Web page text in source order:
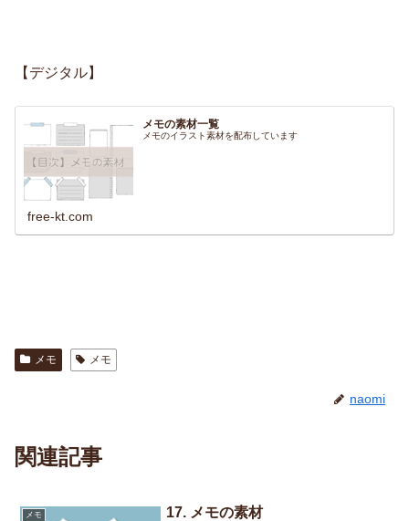
【デジタル】
メモの素材一覧
メモのイラスト素材を配布しています
free-kt.com
メモ メモ
naomi
関連記事
メモ 17. メモの素材